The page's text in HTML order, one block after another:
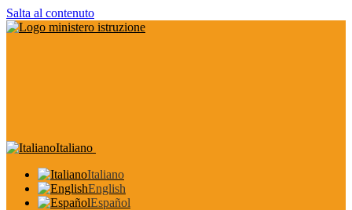
Salta al contenuto
Italiano
Italiano
English
Español